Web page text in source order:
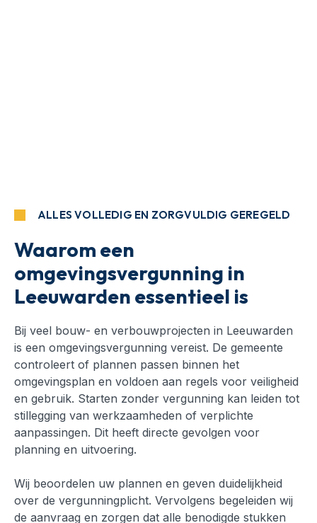
ALLES VOLLEDIG EN ZORGVULDIG GEREGELD
Waarom een
omgevingsvergunning in
Leeuwarden essentieel is
Bij veel bouw- en verbouwprojecten in Leeuwarden
is een omgevingsvergunning vereist. De gemeente
controleert of plannen passen binnen het
omgevingsplan en voldoen aan regels voor veiligheid
en gebruik. Starten zonder vergunning kan leiden tot
stillegging van werkzaamheden of verplichte
aanpassingen. Dit heeft directe gevolgen voor
planning en uitvoering.
Wij beoordelen uw plannen en geven duidelijkheid
over de vergunningplicht. Vervolgens begeleiden wij
de aanvraag en zorgen dat alle benodigde stukken